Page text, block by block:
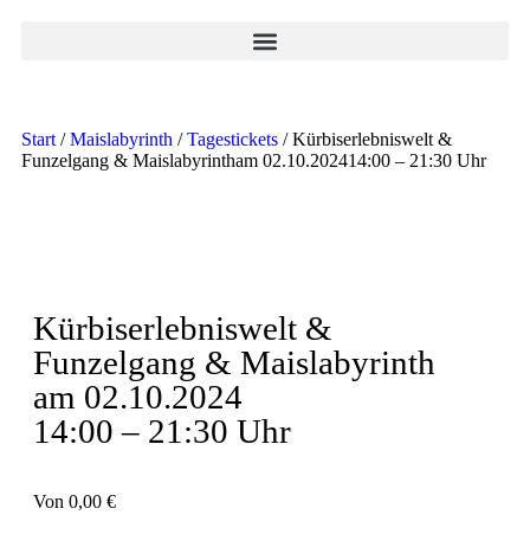
Start /Maislabyrinth /Tagestickets / Kürbiserlebniswelt &
Funzelgang & Maislabyrintham 02.10.202414:00 – 21:30 Uhr
Kürbiserlebniswelt &
Funzelgang & Maislabyrinth
am 02.10.2024
14:00 – 21:30 Uhr
Von 0,00 €